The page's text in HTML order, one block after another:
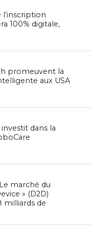
l’inscription
100% digitale,
promeuvent la
aux USA
investit dans la
marché du
» (D2D)
milliards de